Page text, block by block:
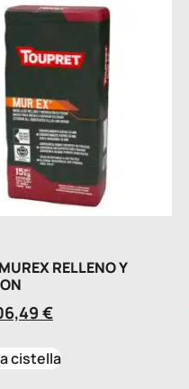
RELLENO Y
€
cistella